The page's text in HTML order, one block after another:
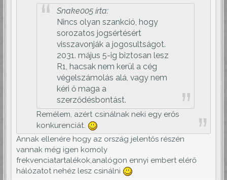
Snake005 írta:
Nincs olyan szankció, hogy
sorozatos jogsértésért
visszavonják a jogosultságot.
2031. május 5-ig biztosan lesz
R1, hacsak nem kerül a cég
végelszámolás alá, vagy nem
kéri ő maga a
szerződésbontást.
Remélem, azért csinálnak neki egy erős
konkurenciát.
Annak ellenére hogy az ország jelentős részén
vannak még igen komoly
frekvenciatartalékok,analógon ennyi embert elérő
hálózatot nehéz lesz csinálni